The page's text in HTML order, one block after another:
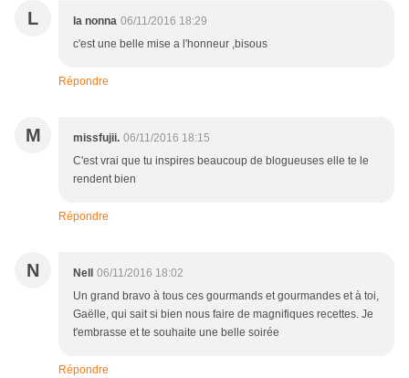
L la nonna 06/11/2016 18:29
c'est une belle mise a l'honneur ,bisous
Répondre
M missfujii. 06/11/2016 18:15
C'est vrai que tu inspires beaucoup de blogueuses elle te le
rendent bien
Répondre
N Nell
06/11/2016 18:02
Un grand bravo à tous ces gourmands et gourmandes et à toi,
Gaëlle, qui sait si bien nous faire de magnifiques recettes. Je
t'embrasse et te souhaite une belle soirée
Répondre